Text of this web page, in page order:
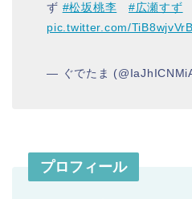
ず #松坂桃李 #広瀬すず
pic.twitter.com/TiB8wjvVrB
— ぐでたま
プロフィール